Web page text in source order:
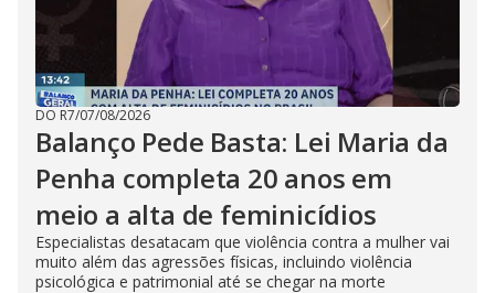
DO R7/07/08/2026
Balanço Pede Basta: Lei Maria da
Penha completa 20 anos em
meio a alta de feminicídios
Especialistas desatacam que violência contra a mulher vai
muito além das agressões físicas, incluindo violência
psicológica e patrimonial até se chegar na morte